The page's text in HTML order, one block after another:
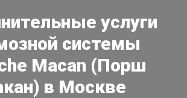
услуги
системы
Macan (Порш
в Москве